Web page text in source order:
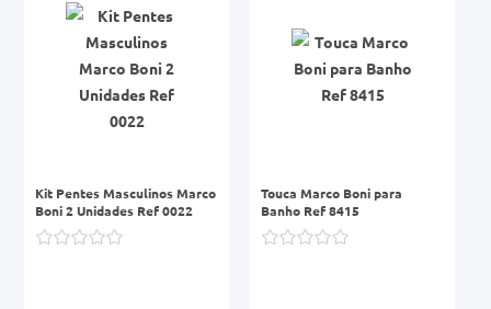
Kit Pentes Masculinos Marco
Boni 2 Unidades Ref 0022
Touca Marco Boni para
Banho Ref 8415